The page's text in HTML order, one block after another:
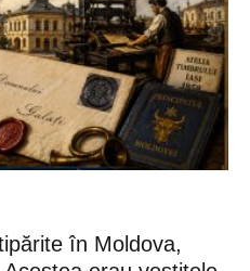
în Moldova,